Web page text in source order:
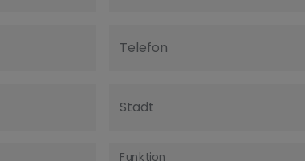
Telefon
Stadt
Funktion